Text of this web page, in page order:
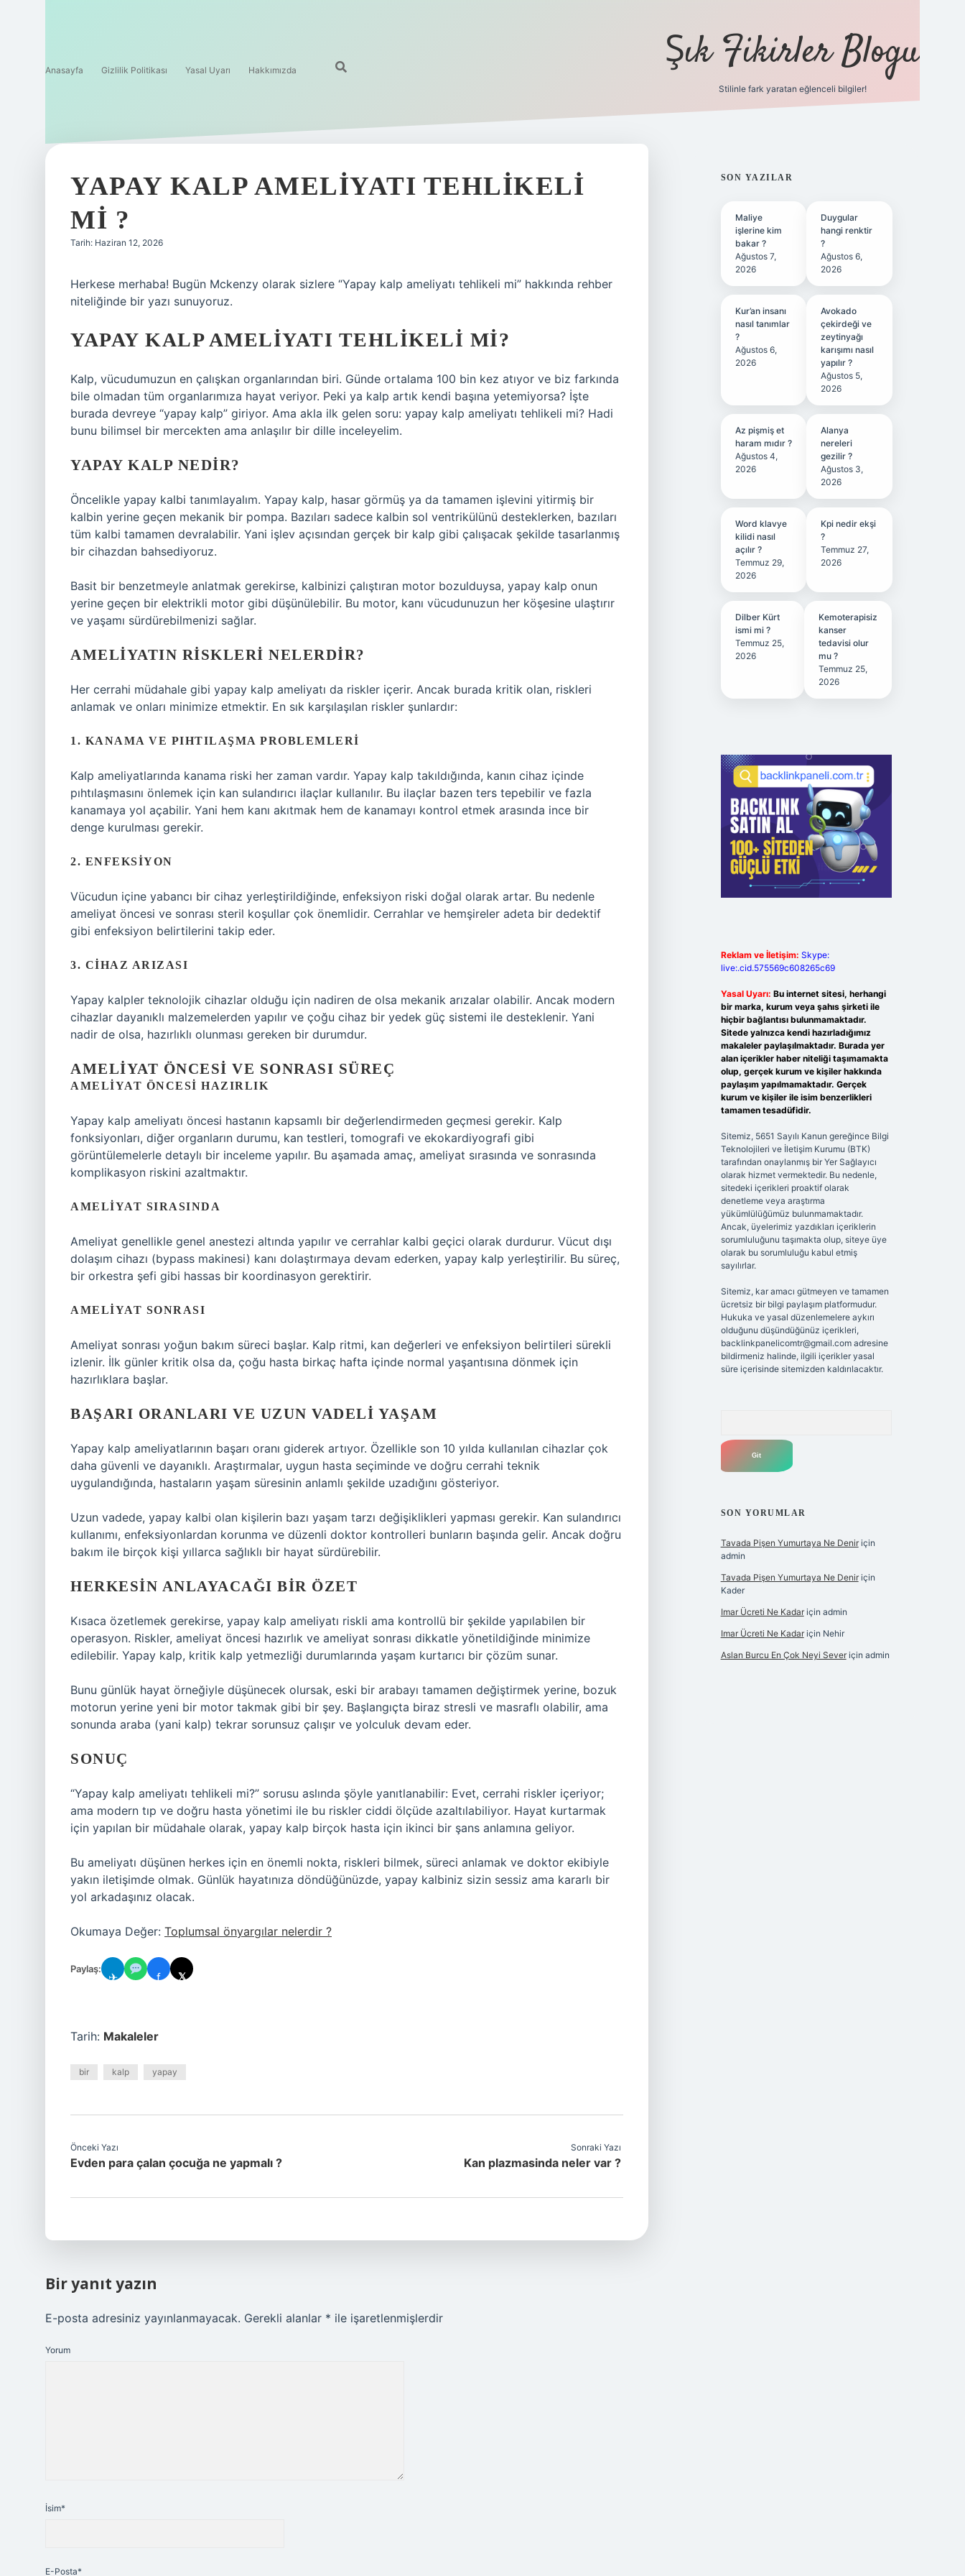
Anasayfa Gizlilik Politikası Yasal Uyarı Hakkımızda Şık Fikirler Blogu
Stilinle fark yaratan eğlenceli bilgiler!
YAPAY KALP AMELIYATI TEHLIKELI
MI ?
Tarih: Haziran 12, 2026
Herkese merhaba! Bugün Mckenzy olarak sizlere “Yapay kalp ameliyatı tehlikeli mi” hakkında rehber
niteliğinde bir yazı sunuyoruz.
YAPAY KALP AMELIYATI TEHLIKELI MI?
Kalp, vücudumuzun en çalışkan organlarından biri. Günde ortalama 100 bin kez atıyor ve biz farkında
bile olmadan tüm organlarımıza hayat veriyor. Peki ya kalp artık kendi başına yetemiyorsa? İşte
burada devreye “yapay kalp” giriyor. Ama akla ilk gelen soru: yapay kalp ameliyatı tehlikeli mi? Hadi
bunu bilimsel bir mercekten ama anlaşılır bir dille inceleyelim.
YAPAY KALP NEDIR?
Öncelikle yapay kalbi tanımlayalım. Yapay kalp, hasar görmüş ya da tamamen işlevini yitirmiş bir
kalbin yerine geçen mekanik bir pompa. Bazıları sadece kalbin sol ventrikülünü desteklerken, bazıları
tüm kalbi tamamen devralabilir. Yani işlev açısından gerçek bir kalp gibi çalışacak şekilde tasarlanmış
bir cihazdan bahsediyoruz.
Basit bir benzetmeyle anlatmak gerekirse, kalbinizi çalıştıran motor bozulduysa, yapay kalp onun
yerine geçen bir elektrikli motor gibi düşünülebilir. Bu motor, kanı vücudunuzun her köşesine ulaştırır
ve yaşamı sürdürebilmenizi sağlar.
AMELIYATIN RISKLERI NELERDIR?
Her cerrahi müdahale gibi yapay kalp ameliyatı da riskler içerir. Ancak burada kritik olan, riskleri
anlamak ve onları minimize etmektir. En sık karşılaşılan riskler şunlardır:
1. KANAMA VE PIHTILAŞMA PROBLEMLERI
Kalp ameliyatlarında kanama riski her zaman vardır. Yapay kalp takıldığında, kanın cihaz içinde
pıhtılaşmasını önlemek için kan sulandırıcı ilaçlar kullanılır. Bu ilaçlar bazen ters tepebilir ve fazla
kanamaya yol açabilir. Yani hem kanı akıtmak hem de kanamayı kontrol etmek arasında ince bir
denge kurulması gerekir.
2. ENFEKSIYON
Vücudun içine yabancı bir cihaz yerleştirildiğinde, enfeksiyon riski doğal olarak artar. Bu nedenle
ameliyat öncesi ve sonrası steril koşullar çok önemlidir. Cerrahlar ve hemşireler adeta bir dedektif
gibi enfeksiyon belirtilerini takip eder.
3. CIHAZ ARIZASI
Yapay kalpler teknolojik cihazlar olduğu için nadiren de olsa mekanik arızalar olabilir. Ancak modern
cihazlar dayanıklı malzemelerden yapılır ve çoğu cihaz bir yedek güç sistemi ile desteklenir. Yani
nadir de olsa, hazırlıklı olunması gereken bir durumdur.
AMELIYAT ÖNCESI VE SONRASI SÜREÇ
AMELIYAT ÖNCESI HAZIRLIK
Yapay kalp ameliyatı öncesi hastanın kapsamlı bir değerlendirmeden geçmesi gerekir. Kalp
fonksiyonları, diğer organların durumu, kan testleri, tomografi ve ekokardiyografi gibi
görüntülemelerle detaylı bir inceleme yapılır. Bu aşamada amaç, ameliyat sırasında ve sonrasında
komplikasyon riskini azaltmaktır.
AMELIYAT SIRASINDA
Ameliyat genellikle genel anestezi altında yapılır ve cerrahlar kalbi geçici olarak durdurur. Vücut dışı
dolaşım cihazı (bypass makinesi) kanı dolaştırmaya devam ederken, yapay kalp yerleştirilir. Bu süreç,
bir orkestra şefi gibi hassas bir koordinasyon gerektirir.
AMELIYAT SONRASI
Ameliyat sonrası yoğun bakım süreci başlar. Kalp ritmi, kan değerleri ve enfeksiyon belirtileri sürekli
izlenir. İlk günler kritik olsa da, çoğu hasta birkaç hafta içinde normal yaşantısına dönmek için
hazırlıklara başlar.
BAŞARI ORANLARI VE UZUN VADELI YAŞAM
Yapay kalp ameliyatlarının başarı oranı giderek artıyor. Özellikle son 10 yılda kullanılan cihazlar çok
daha güvenli ve dayanıklı. Araştırmalar, uygun hasta seçiminde ve doğru cerrahi teknik
uygulandığında, hastaların yaşam süresinin anlamlı şekilde uzadığını gösteriyor.
Uzun vadede, yapay kalbi olan kişilerin bazı yaşam tarzı değişiklikleri yapması gerekir. Kan sulandırıcı
kullanımı, enfeksiyonlardan korunma ve düzenli doktor kontrolleri bunların başında gelir. Ancak doğru
bakım ile birçok kişi yıllarca sağlıklı bir hayat sürdürebilir.
HERKESIN ANLAYACAĞI BIR ÖZET
Kısaca özetlemek gerekirse, yapay kalp ameliyatı riskli ama kontrollü bir şekilde yapılabilen bir
operasyon. Riskler, ameliyat öncesi hazırlık ve ameliyat sonrası dikkatle yönetildiğinde minimize
edilebilir. Yapay kalp, kritik kalp yetmezliği durumlarında yaşam kurtarıcı bir çözüm sunar.
Bunu günlük hayat örneğiyle düşünecek olursak, eski bir arabayı tamamen değiştirmek yerine, bozuk
motorun yerine yeni bir motor takmak gibi bir şey. Başlangıçta biraz stresli ve masraflı olabilir, ama
sonunda araba (yani kalp) tekrar sorunsuz çalışır ve yolculuk devam eder.
SONUÇ
“Yapay kalp ameliyatı tehlikeli mi?” sorusu aslında şöyle yanıtlanabilir: Evet, cerrahi riskler içeriyor;
ama modern tıp ve doğru hasta yönetimi ile bu riskler ciddi ölçüde azaltılabiliyor. Hayat kurtarmak
için yapılan bir müdahale olarak, yapay kalp birçok hasta için ikinci bir şans anlamına geliyor.
Bu ameliyatı düşünen herkes için en önemli nokta, riskleri bilmek, süreci anlamak ve doktor ekibiyle
yakın iletişimde olmak. Günlük hayatınıza döndüğünüzde, yapay kalbiniz sizin sessiz ama kararlı bir
yol arkadaşınız olacak.
Okumaya Değer: Toplumsal önyargılar nelerdir ?
Paylaş:
✈ f 𝕏
Tarih: Makaleler
bir kalp yapay
Önceki Yazı
Evden para çalan çocuğa ne yapmalı ?
Sonraki Yazı
Kan plazmasinda neler var ?
Bir yanıt yazın
E-posta adresiniz yayınlanmayacak. Gerekli alanlar * ile işaretlenmişlerdir
Yorum
İsim*
E-Posta*
SIDEBAR
SON YAZILAR
Maliye
işlerine kim
bakar ?
Ağustos 7,
2026
Duygular
hangi renktir
?
Ağustos 6,
2026
Kur’an insanı
nasıl tanımlar
?
Ağustos 6,
2026
Avokado
çekirdeği ve
zeytinyağı
karışımı nasıl
yapılır ?
Ağustos 5,
2026
Az pişmiş et
haram mıdır ?
Ağustos 4,
2026
Alanya
nereleri
gezilir ?
Ağustos 3,
2026
Word klavye
kilidi nasıl
açılır ?
Temmuz 29,
2026
Kpi nedir ekşi
?
Temmuz 27,
2026
Dilber Kürt
ismi mi ?
Temmuz 25,
2026
Kemoterapisiz
kanser
tedavisi olur
mu ?
Temmuz 25,
2026
Reklam ve İletişim: Skype:
live:.cid.575569c608265c69
Yasal Uyarı: Bu internet sitesi, herhangi
bir marka, kurum veya şahıs şirketi ile
hiçbir bağlantısı bulunmamaktadır.
Sitede yalnızca kendi hazırladığımız
makaleler paylaşılmaktadır. Burada yer
alan içerikler haber niteliği taşımamakta
olup, gerçek kurum ve kişiler hakkında
paylaşım yapılmamaktadır. Gerçek
kurum ve kişiler ile isim benzerlikleri
tamamen tesadüfidir.
Sitemiz, 5651 Sayılı Kanun gereğince Bilgi
Teknolojileri ve İletişim Kurumu (BTK)
tarafından onaylanmış bir Yer Sağlayıcı
olarak hizmet vermektedir. Bu nedenle,
sitedeki içerikleri proaktif olarak
denetleme veya araştırma
yükümlülüğümüz bulunmamaktadır.
Ancak, üyelerimiz yazdıkları içeriklerin
sorumluluğunu taşımakta olup, siteye üye
olarak bu sorumluluğu kabul etmiş
sayılırlar.
Sitemiz, kar amacı gütmeyen ve tamamen
ücretsiz bir bilgi paylaşım platformudur.
Hukuka ve yasal düzenlemelere aykırı
olduğunu düşündüğünüz içerikleri,
backlinkpanelicomtr@gmail.comadresine
bildirmeniz halinde, ilgili içerikler yasal
süre içerisinde sitemizden kaldırılacaktır.
SON YORUMLAR
Tavada Pişen Yumurtaya Ne Deniriçin
admin
Tavada Pişen Yumurtaya Ne Deniriçin
Kader
Imar Ücreti Ne Kadariçin admin
Imar Ücreti Ne Kadariçin Nehir
Aslan Burcu En Çok Neyi Severiçin admin